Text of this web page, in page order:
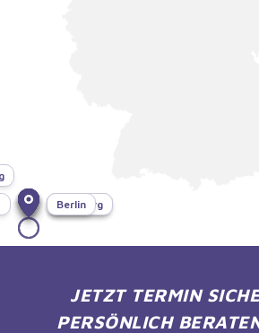
München
Bonn
Dresden
Hamburg
Berlin
JETZT TERMIN
PERSÖNLICH